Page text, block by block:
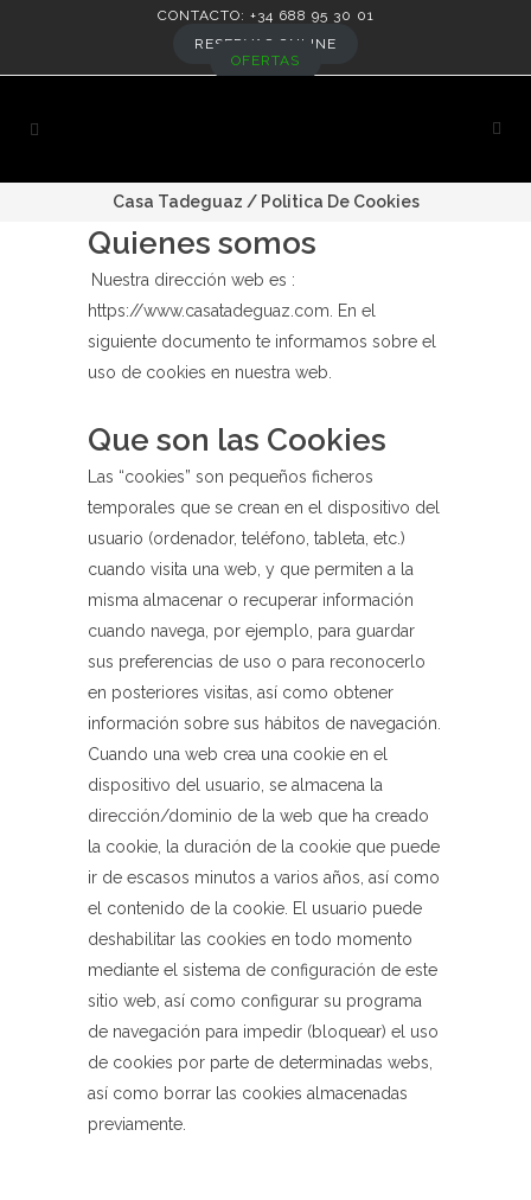
CONTACTO: +34 688 95 30 01
RESERVAS ONLINE
OFERTAS
Casa Tadeguaz / Politica De Cookies
Quienes somos
Nuestra dirección web es :
https://www.casatadeguaz.com.
En el
siguiente documento te informamos sobre el
uso de cookies en nuestra web.
Que son las Cookies
Las “cookies” son pequeños ficheros
temporales que se crean en el dispositivo del
usuario (ordenador, teléfono, tableta, etc.)
cuando visita una web, y que permiten a la
misma almacenar o recuperar información
cuando navega, por ejemplo, para guardar
sus preferencias de uso o para reconocerlo
en posteriores visitas, así como obtener
información sobre sus hábitos de navegación.
Cuando una web crea una cookie en el
dispositivo del usuario, se almacena la
dirección/dominio de la web que ha creado
la cookie, la duración de la cookie que puede
ir de escasos minutos a varios años, así como
el contenido de la cookie. El usuario puede
deshabilitar las cookies en todo momento
mediante el sistema de configuración de este
sitio web, así como configurar su programa
de navegación para impedir (bloquear) el uso
de cookies por parte de determinadas webs,
así como borrar las cookies almacenadas
previamente.